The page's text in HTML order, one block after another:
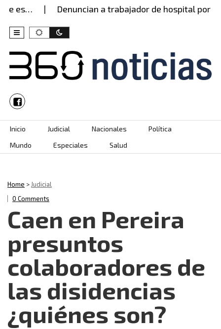
es… Denuncian a trabajador de hospital por
Skip to content
Inicio Judicial Nacionales
Política
Mundo
Especiales Salud
Home >Judicial
0 Comments
Caen en Pereira
presuntos
colaboradores de
las disidencias
¿quiénes son?